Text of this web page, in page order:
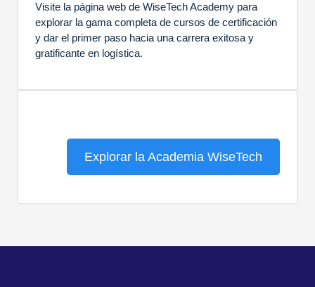
Visite la página web de WiseTech Academy para
explorar la gama completa de cursos de certificación
y dar el primer paso hacia una carrera exitosa y
gratificante en logística.
Explorar la Academia WiseTech